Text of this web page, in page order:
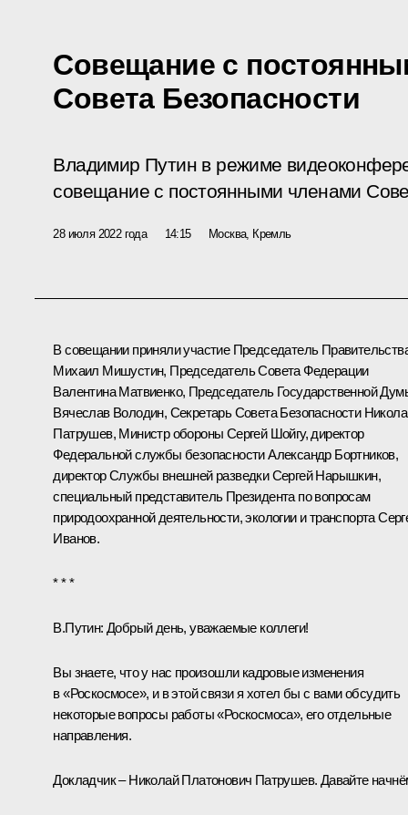
Совещание с
Совета Безопасности
Владимир Путин в режиме
совещание с постоянными членами
28 июля 2022 года 14:15 Москва, Кремль
В совещании приняли участие Председатель
Михаил Мишустин, Председатель Совета Федерации
Валентина Матвиенко, Председатель Государственной
Вячеслав Володин, Секретарь Совета Безопасности
Патрушев, Министр обороны Сергей Шойгу, директор
Федеральной службы безопасностиАлександр Бортников,
директор Службы внешней разведкиСергей Нарышкин,
специальный представитель Президента по вопросам
природоохранной деятельности, экологии и транспорта
Иванов.
* * *
В.Путин: Добрый день, уважаемые коллеги!
Вы знаете, что у нас произошли кадровые изменения
в «Роскосмосе», и в этой связи я хотел бы с вами обсудить
некоторые вопросы работы «Роскосмоса», его отдельные
направления.
Докладчик – Николай Платонович Патрушев. Давайте